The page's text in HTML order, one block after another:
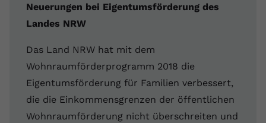
Neuerungen bei Eigentumsförderung des
Landes NRW
Das Land NRW hat mit dem
Wohnraumförderprogramm 2018 die
Eigentumsförderung für Familien verbessert,
die die Einkommensgrenzen der öffentlichen
Wohnraumförderung nicht überschreiten und